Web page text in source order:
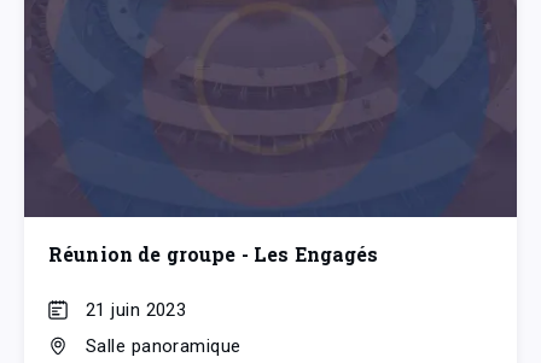
Réunion de groupe - Les Engagés
21 juin 2023
Salle panoramique